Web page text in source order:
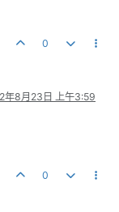
0
年8月23日 上午3:59
0